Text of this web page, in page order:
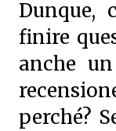
Dunque,
finire
anche
perché?